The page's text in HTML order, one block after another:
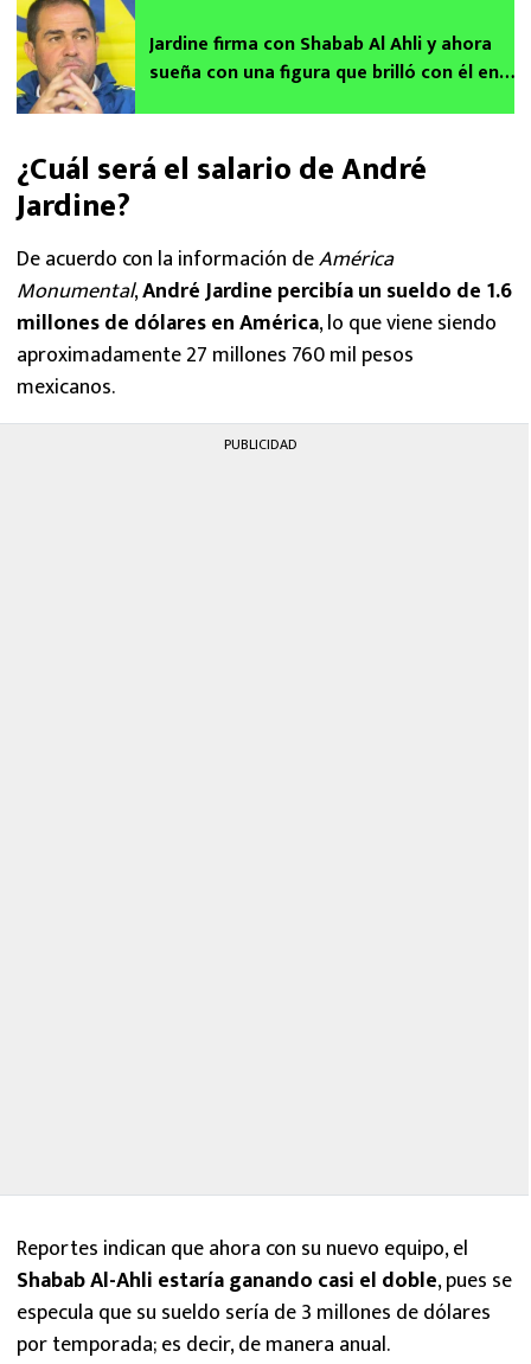
Jardine firma con Shabab Al Ahli y ahora
sueña con una figura que brilló con él en
¿Cuál será el salario de André
Jardine?
De acuerdo con la información deAmérica
Monumental,André Jardine percibía un sueldo de 1.6
millones de dólares en América, lo que viene siendo
aproximadamente 27 millones 760 mil pesos
mexicanos.
PUBLICIDAD
Reportes indican que ahora con su nuevo equipo, el
Shabab Al-Ahli estaría ganando casi el doble, pues se
especula que su sueldo sería de 3 millones de dólares
por temporada; es decir, de manera anual.